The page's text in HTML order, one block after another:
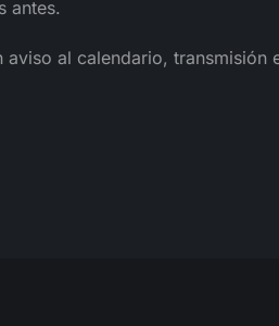
antes.
aviso al calendario, transmisión